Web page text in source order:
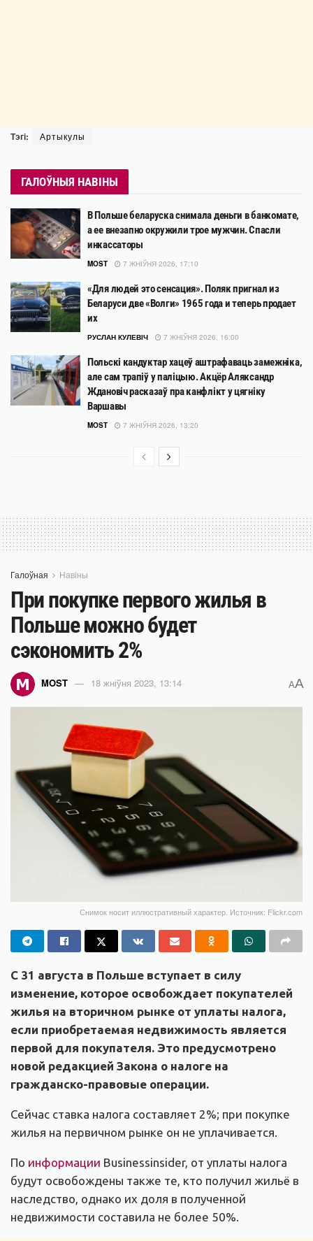
Тэгі: Артыкулы
ГАЛОЎНЫЯ НАВІНЫ
В Польше беларуска снимала деньги в банкомате,
а ее внезапно окружили трое мужчин. Спасли
инкассаторы
MOST 7 ЖНІЎНЯ 2026, 17:10
«Для людей это сенсация». Поляк пригнал из
Беларуси две «Волги» 1965 года и теперь продает
их
РУСЛАН КУЛЕВІЧ 7 ЖНІЎНЯ 2026, 16:00
Польскі кандуктар хацеў аштрафаваць замежніка,
але сам трапіў у паліцыю. Акцёр Аляксандр
Ждановіч расказаў пра канфлікт у цягніку
Варшавы
MOST 7 ЖНІЎНЯ 2026, 13:20
Галоўная Навіны
При покупке первого жилья в
Польше можно будет
сэкономить 2%
MOST 18 жніўня 2023, 13:14 AA
Снимок носит иллюстративный характер. Источник: Flickr.com
С 31 августа в Польше вступает в силу
изменение, которое освобождает покупателей
жилья на вторичном рынке от уплаты налога,
если приобретаемая недвижимость является
первой для покупателя. Это предусмотрено
новой редакцией Закона о налоге на
гражданско-правовые операции.
Сейчас ставка налога составляет 2%; при покупке
жилья на первичном рынке он не уплачивается.
По информации Businessinsider, от уплаты налога
будут освобождены также те, кто получил жильё в
наследство, однако их доля в полученной
недвижимости составила не более 50%.